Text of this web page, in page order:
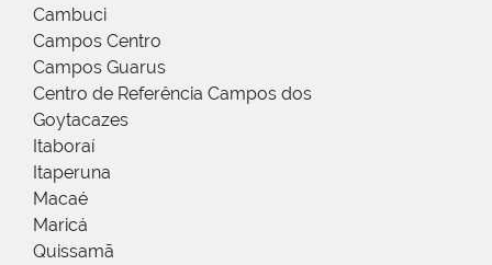
Cambuci
Campos Centro
Campos Guarus
Centro de Referência Campos dos
Goytacazes
Itaboraí
Itaperuna
Macaé
Maricá
Quissamã